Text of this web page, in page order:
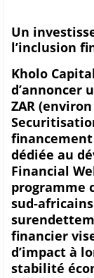
Un
l’inclusion
Kholo
d’annoncer
ZAR
dédiée au
Financial
programme
sud-
financier
d’impact à
stabilité